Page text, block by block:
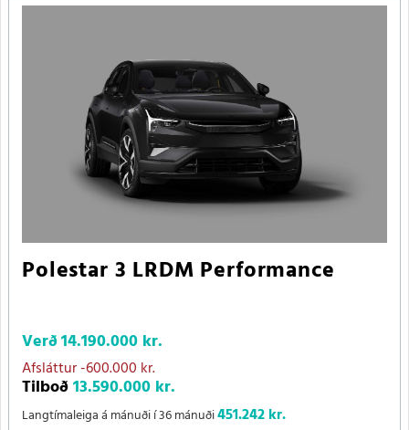
Polestar 3 LRDM Performance
Verð14.190.000 kr.
Afsláttur-600.000 kr.
Tilboð13.590.000 kr.
Langtímaleiga á mánuði í 36 mánuði451.242 kr.